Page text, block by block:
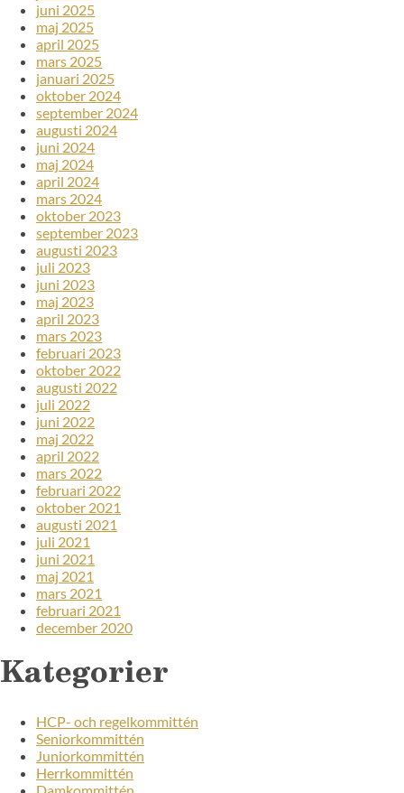
juni 2025
maj 2025
april 2025
mars 2025
januari 2025
oktober 2024
september 2024
augusti 2024
juni 2024
maj 2024
april 2024
mars 2024
oktober 2023
september 2023
augusti 2023
juli 2023
juni 2023
maj 2023
april 2023
mars 2023
februari 2023
oktober 2022
augusti 2022
juli 2022
juni 2022
maj 2022
april 2022
mars 2022
februari 2022
oktober 2021
augusti 2021
juli 2021
juni 2021
maj 2021
mars 2021
februari 2021
december 2020
Kategorier
HCP- och regelkommittén
Seniorkommittén
Juniorkommittén
Herrkommittén